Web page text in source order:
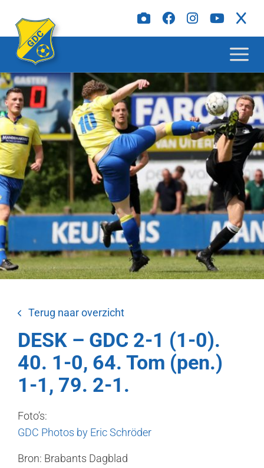
Terug naar overzicht
DESK – GDC 2-1 (1-0).
40. 1-0, 64. Tom (pen.)
1-1, 79. 2-1.
Foto’s:
GDC Photos by Eric Schröder
Bron: Brabants Dagblad